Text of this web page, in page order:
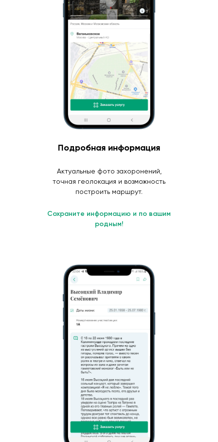
Подробная информация
Актуальные фото захоронений,
точная геолокация и возможность
построить маршрут.
Сохраните информацию и по вашим
родным!